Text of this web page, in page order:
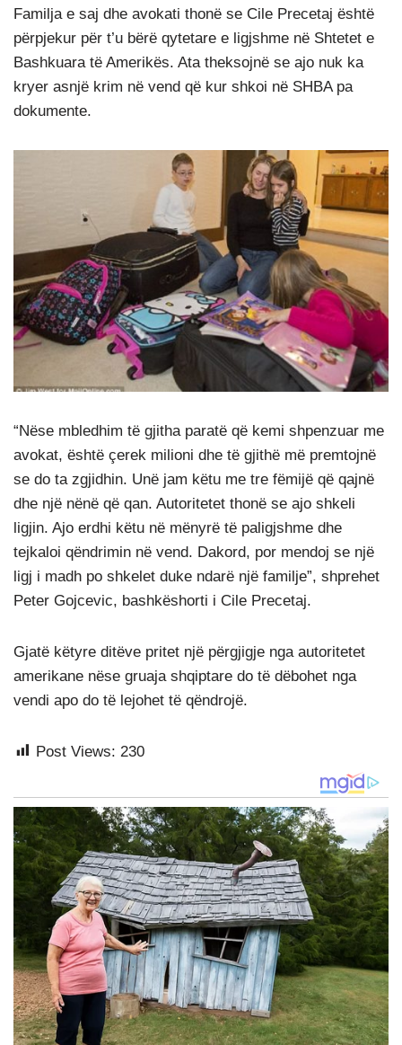
Familja e saj dhe avokati thonë se Cile Precetaj është
përpjekur për t’u bërë qytetare e ligjshme në Shtetet e
Bashkuara të Amerikës. Ata theksojnë se ajo nuk ka
kryer asnjë krim në vend që kur shkoi në SHBA pa
dokumente.
“Nëse mbledhim të gjitha paratë që kemi shpenzuar me
avokat, është çerek milioni dhe të gjithë më premtojnë
se do ta zgjidhin. Unë jam këtu me tre fëmijë që qajnë
dhe një nënë që qan. Autoritetet thonë se ajo shkeli
ligjin. Ajo erdhi këtu në mënyrë të paligjshme dhe
tejkaloi qëndrimin në vend. Dakord, por mendoj se një
ligj i madh po shkelet duke ndarë një familje”, shprehet
Peter Gojcevic, bashkëshorti i Cile Precetaj.
Gjatë këtyre ditëve pritet një përgjigje nga autoritetet
amerikane nëse gruaja shqiptare do të dëbohet nga
vendi apo do të lejohet të qëndrojë.
Post Views: 230